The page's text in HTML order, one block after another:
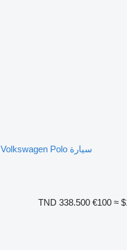
سيارة Volkswagen Polo
€100 ≈